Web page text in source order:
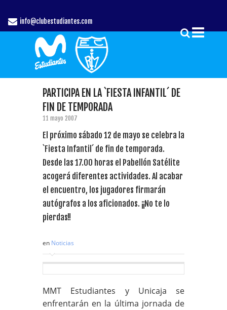
info@clubestudiantes.com
PARTICIPA EN LA `FIESTA INFANTIL´ DE
FIN DE TEMPORADA
11 mayo 2007
El próximo sábado 12 de mayo se celebra la
`Fiesta Infantil´ de fin de temporada.
Desde las 17.00 horas el Pabellón Satélite
acogerá diferentes actividades. Al acabar
el encuentro, los jugadores firmarán
autógrafos a los aficionados. ¡¡No te lo
pierdas!!
en Noticias
MMT Estudiantes y Unicaja se
enfrentarán en la última jornada de